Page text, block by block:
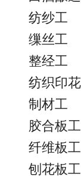
纺纱工
缫丝工
整经工
纺织印
制材工
胶合板工
纤维板工
刨花板工